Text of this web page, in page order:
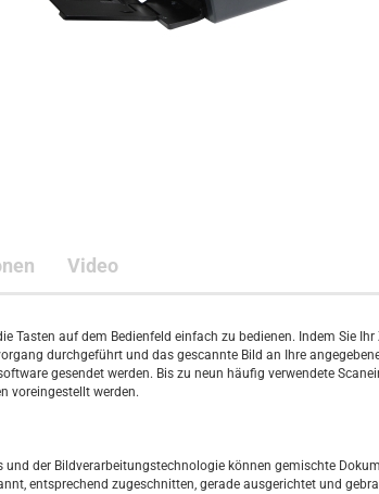
Video
Tasten auf dem Bedienfeld einfach zu bedienen. Indem Sie
durchgeführt und das gescannte Bild an Ihre
gesendet werden. Bis zu neun häufig verwendete
voreingestellt werden.
der Bildverarbeitungstechnologie können gemischte
entsprechend zugeschnitten, gerade ausgerichtet und